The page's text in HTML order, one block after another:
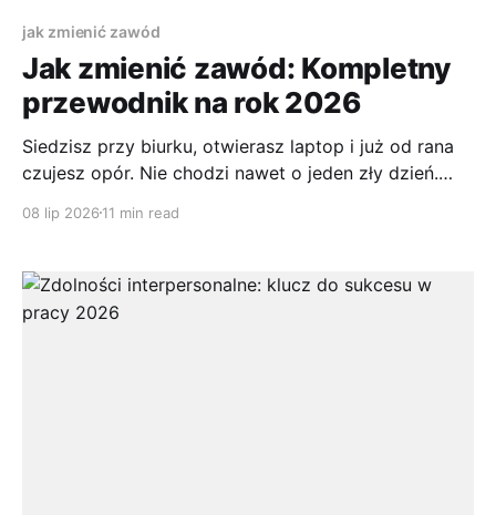
jak zmienić zawód
Jak zmienić zawód: Kompletny
przewodnik na rok 2026
Siedzisz przy biurku, otwierasz laptop i już od rana
czujesz opór. Nie chodzi nawet o jeden zły dzień.
podobnie, a myśl o tej samej pracy za rok albo dwa
tylko „czy zmienić firmę”, ale często
08 lip 2026 11 min read